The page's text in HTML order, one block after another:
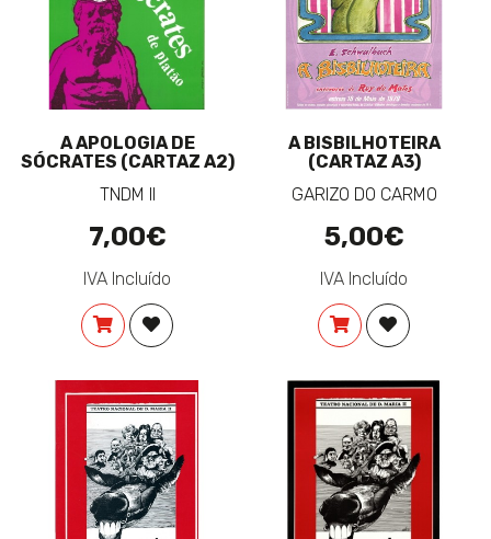
A APOLOGIA DE
SÓCRATES (CARTAZ A2)
TNDM II
7,00€
IVA Incluído
COMPRARADICIONAR À LISTA DE DESEJOS
A BISBILHOTEIRA
(CARTAZ A3)
GARIZO DO CARMO
5,00€
IVA Incluído
COMPRARADICIONAR